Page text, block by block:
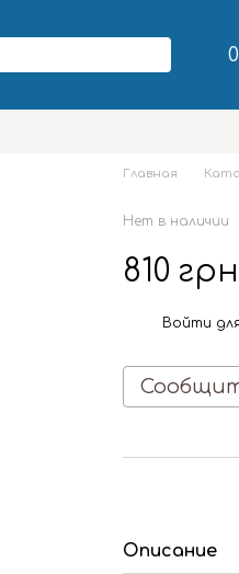
Главная
Нет в наличии
810 грн
Войти
Описание